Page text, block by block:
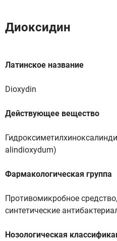
Диоксидин
Латинское название
Dioxydin
Действующее вещество
alindioxydum)
Фармакологическая группа
Противомикробное
синтетические
Нозологическая